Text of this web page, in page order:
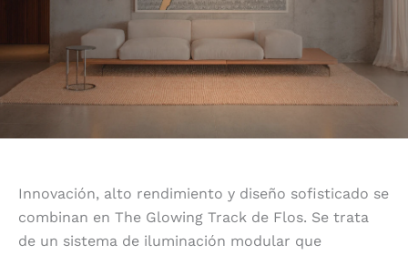
Innovación, alto rendimiento y diseño sofisticado se
combinan en The Glowing Track de Flos. Se trata
de un sistema de iluminación modular que